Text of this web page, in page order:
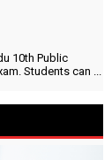
10th Public
Students can ...